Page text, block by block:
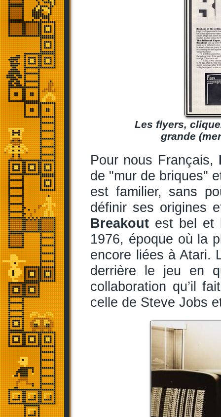
Les flyers,
grande
Pour nous Français,
de "mur de briques"
est familier, sans
définir ses origines
Breakout est bel et
1976, époque où la
encore liées à Atari.
derrière le jeu en
collaboration qu’il
celle de Steve Jobs